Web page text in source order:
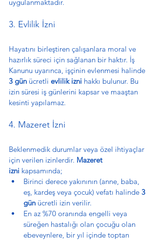
uygulanmaktadır.
3. Evlilik İzni
Hayatını birleştiren çalışanlara moral ve
hazırlık süreci için sağlanan bir haktır. İş
Kanunu uyarınca, işçinin evlenmesi halinde
3 gün ücretli evlilik izni hakkı bulunur. Bu
izin süresi iş günlerini kapsar ve maaştan
kesinti yapılamaz.
4. Mazeret İzni
Beklenmedik durumlar veya özel ihtiyaçlar
için verilen izinlerdir. Mazeret
izni kapsamında;
Birinci derece yakınının (anne, baba,
eş, kardeş veya çocuk) vefatı halinde 3
gün ücretli izin verilir.
En az %70 oranında engelli veya
süreğen hastalığı olan çocuğu olan
ebeveynlere, bir yıl içinde toptan